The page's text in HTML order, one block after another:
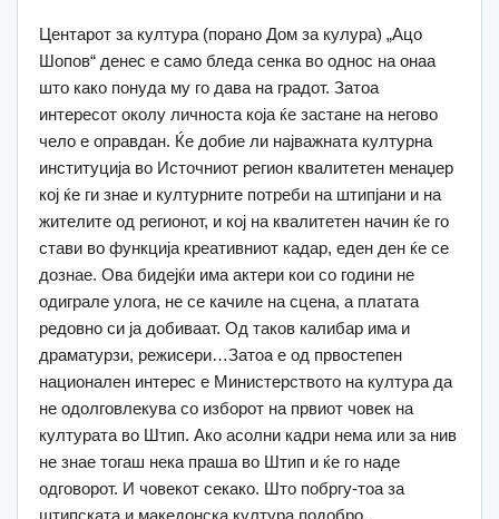
Центарот за култура (порано Дом за кулура) „Ацо
Шопов“ денес е само бледа сенка во однос на онаа
што како понуда му го дава на градот. Затоа
интересот околу личноста која ќе застане на негово
чело е оправдан. Ќе добие ли најважната културна
институција во Источниот регион квалитетен менаџер
кој ќе ги знае и културните потреби на штипјани и на
жителите од регионот, и кој на квалитетен начин ќе го
стави во функција креативниот кадар, еден ден ќе се
дознае. Ова бидејќи има актери кои со години не
одиграле улога, не се качиле на сцена, а платата
редовно си ја добиваат. Од таков калибар има и
драматурзи, режисери…Затоа е од првостепен
национален интерес е Министерството на култура да
не одолговлекува со изборот на првиот човек на
културата во Штип. Ако асолни кадри нема или за нив
не знае тогаш нека праша во Штип и ќе го наде
одговорот. И човекот секако. Што побргу-тоа за